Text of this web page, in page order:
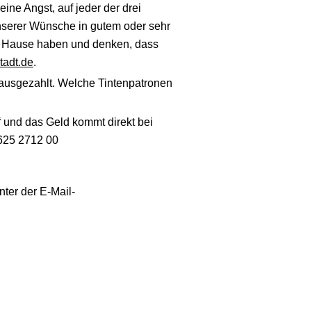
Angst, auf jeder der drei
Wünsche in gutem oder sehr
haben und denken, dass
.
Welche Tintenpatronen
das Geld kommt direkt bei
2712 00
der E-Mail-